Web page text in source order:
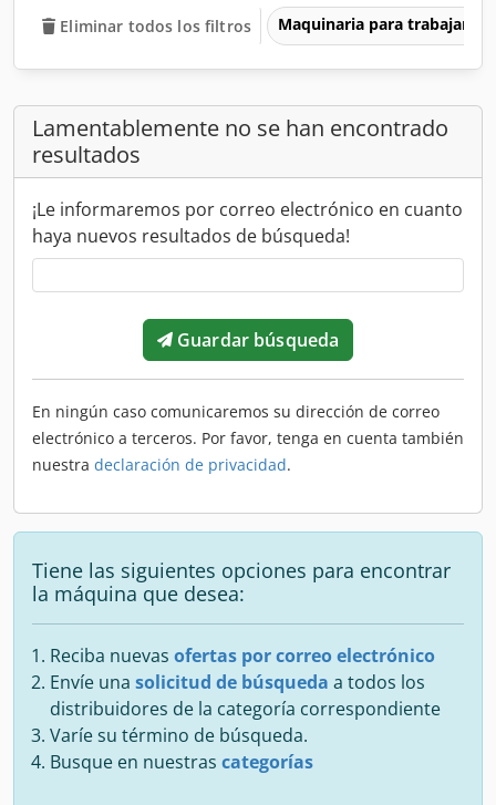
Eliminar todos los filtros Maquinaria para trabajar la
Lamentablemente no se han encontrado
resultados
¡Le informaremos por correo electrónico en cuanto
haya nuevos resultados de búsqueda!
Guardar búsqueda
En ningún caso comunicaremos su dirección de correo
electrónico a terceros. Por favor, tenga en cuenta también
nuestra declaración de privacidad.
Tiene las siguientes opciones para encontrar
la máquina que desea:
Reciba nuevas ofertas por correo electrónico
Envíe una solicitud de búsqueda a todos los
distribuidores de la categoría correspondiente
Varíe su término de búsqueda.
Busque en nuestras categorías